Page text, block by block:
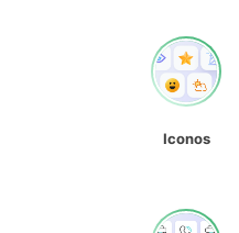
Iconos